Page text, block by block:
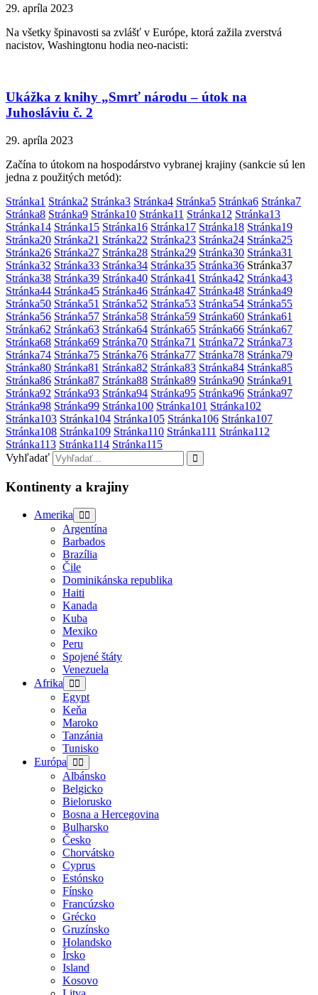
29. apríla 2023
Na všetky špinavosti sa zvlášť v Európe, ktorá zažila zverstvá
nacistov, Washingtonu hodia neo-nacisti:
Ukážka z knihy „Smrť národu – útok na
Juhosláviu č. 2
29. apríla 2023
Začína to útokom na hospodárstvo vybranej krajiny (sankcie sú len
jedna z použitých metód):
Stránka1 Stránka2 Stránka3 Stránka4 Stránka5 Stránka6 Stránka7
Stránka8 Stránka9 Stránka10 Stránka11 Stránka12 Stránka13
Stránka14 Stránka15 Stránka16 Stránka17 Stránka18 Stránka19
Stránka20 Stránka21 Stránka22 Stránka23 Stránka24 Stránka25
Stránka26 Stránka27 Stránka28 Stránka29 Stránka30 Stránka31
Stránka32 Stránka33 Stránka34 Stránka35 Stránka36 Stránka37
Stránka38 Stránka39 Stránka40 Stránka41 Stránka42 Stránka43
Stránka44 Stránka45 Stránka46 Stránka47 Stránka48 Stránka49
Stránka50 Stránka51 Stránka52 Stránka53 Stránka54 Stránka55
Stránka56 Stránka57 Stránka58 Stránka59 Stránka60 Stránka61
Stránka62 Stránka63 Stránka64 Stránka65 Stránka66 Stránka67
Stránka68 Stránka69 Stránka70 Stránka71 Stránka72 Stránka73
Stránka74 Stránka75 Stránka76 Stránka77 Stránka78 Stránka79
Stránka80 Stránka81 Stránka82 Stránka83 Stránka84 Stránka85
Stránka86 Stránka87 Stránka88 Stránka89 Stránka90 Stránka91
Stránka92 Stránka93 Stránka94 Stránka95 Stránka96 Stránka97
Stránka98 Stránka99 Stránka100 Stránka101 Stránka102
Stránka103 Stránka104 Stránka105 Stránka106 Stránka107
Stránka108 Stránka109 Stránka110 Stránka111 Stránka112
Stránka113 Stránka114 Stránka115
Vyhľadať
Kontinenty a krajiny
Amerika
Argentína
Barbados
Brazília
Čile
Dominikánska republika
Haiti
Kanada
Kuba
Mexiko
Peru
Spojené štáty
Venezuela
Afrika
Egypt
Keňa
Maroko
Tanzánia
Tunisko
Európa
Albánsko
Belgicko
Bielorusko
Bosna a Hercegovina
Bulharsko
Česko
Chorvátsko
Cyprus
Estónsko
Fínsko
Francúzsko
Grécko
Gruzínsko
Holandsko
Írsko
Island
Kosovo